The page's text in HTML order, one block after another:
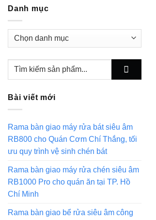
Danh mục
Danh
Bài viết mới
Rama bàn giao máy rửa bát siêu âm
RB800 cho Quán Cơm Chí Thắng, tối
ưu quy trình vệ sinh chén bát
Rama bàn giao máy rửa chén siêu âm
RB1000 Pro cho quán ăn tại TP. Hồ
Chí Minh
Rama bàn giao bể rửa siêu âm công